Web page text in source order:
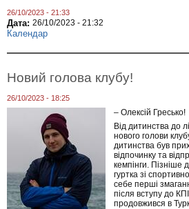
26/10/2023 - 21:33
Дата: 26/10/2023 - 21:32
Календар
Новий голова клубу!
26/10/2023 - 18:25
– Олексій Гресько!
Від дитинства до
нового голови
дитинства був
відпочинку та
кемпінги. Пізніше
гуртка зі
себе перші
після вступу до
продовжився в